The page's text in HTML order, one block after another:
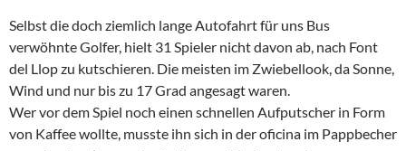
Selbst die doch ziemlich lange Autofahrt für uns Bus
verwöhnte Golfer, hielt 31 Spieler nicht davon ab, nach Font
del Llop zu kutschieren. Die meisten im Zwiebellook, da Sonne,
Wind und nur bis zu 17 Grad angesagt waren.
Wer vor dem Spiel noch einen schnellen Aufputscher in Form
von Kaffee wollte, musste ihn sich in der oficina im Pappbecher